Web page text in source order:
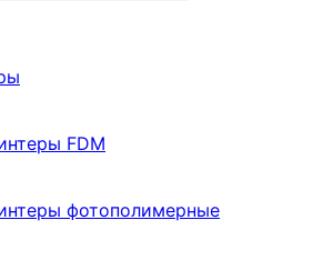
FDM
фотополимерные